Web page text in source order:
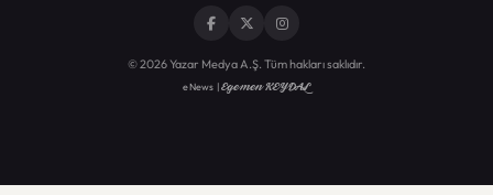
© 2026 Yazar Medya A.Ş. Tüm hakları saklıdır.
eNews |Egemen KEYDAL